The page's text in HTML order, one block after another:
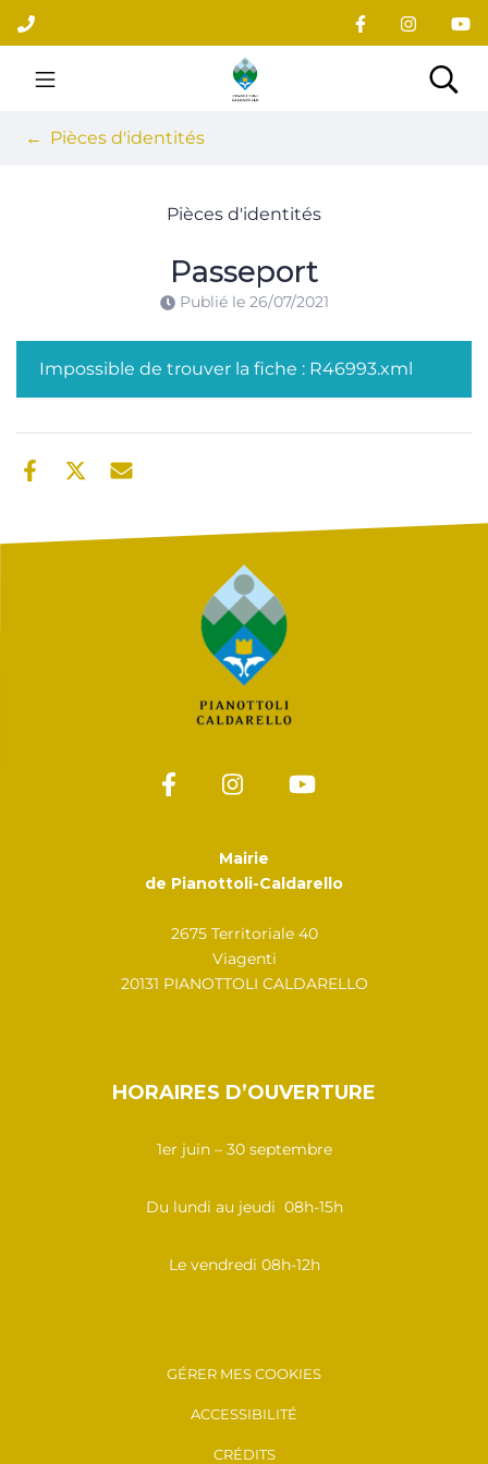
Aller
au
contenu
Site officiel du village
Pièces d'identités
Pièces d'identités
Passeport
Publié le 26/07/2021
Impossible de trouver la fiche : R46993.xml
Mairie
de Pianottoli-Caldarello
2675 Territoriale 40
Viagenti
20131 PIANOTTOLI CALDARELLO
HORAIRES D’OUVERTURE
1er juin – 30 septembre
Du lundi au jeudi 08h-15h
Le vendredi 08h-12h
GÉRER MES COOKIES
ACCESSIBILITÉ
CRÉDITS